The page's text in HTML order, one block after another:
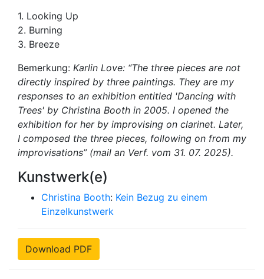
1. Looking Up
2. Burning
3. Breeze
Bemerkung: Karlin Love: “The three pieces are not
directly inspired by three paintings. They are my
responses to an exhibition entitled 'Dancing with
Trees' by Christina Booth in 2005. I opened the
exhibition for her by improvising on clarinet. Later,
I composed the three pieces, following on from my
improvisations” (mail an Verf. vom 31. 07. 2025).
Kunstwerk(e)
Christina Booth: Kein Bezug zu einem
Einzelkunstwerk
Download PDF